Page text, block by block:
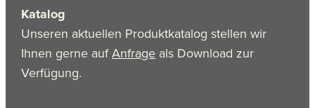
Katalog
Unseren aktuellen Produktkatalog stellen wir
Ihnen gerne aufAnfrage als Download zur
Verfügung.